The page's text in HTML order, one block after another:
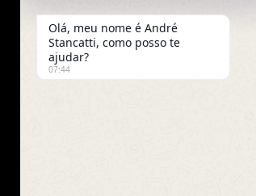
O que você
Olá, meu nome é André
Stancatti, como posso te
ajudar?
07:44